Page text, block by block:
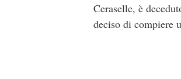
Ceraselle, è
deciso di compiere